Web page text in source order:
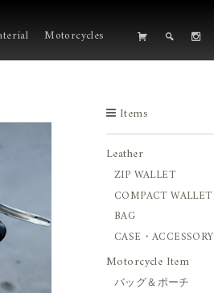
Motorcycles
Items
Leather
ZIP WALLET
COMPACT WALLET
BAG
CASE・ACCESSORY
Motorcycle Item
バッグ＆ポーチ